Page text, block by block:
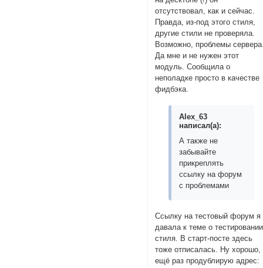
отсутствовал, как и сейчас.
Правда, из-под этого стиля,
другие стили не проверяла.
Возможно, проблемы
Да мне и не нужен этот
модуль. Сообщила о
неполадке просто в качестве
фидбэка.
Alex_63
написал(а):
А также не
забывайте
прикреплять
ссылку на форум
с проблемами
Ссылку на тестовый форум я
давала к теме о тестировании
стиля. В старт-посте здесь
тоже отписалась. Ну хорошо,
ещё раз продублирую адрес: